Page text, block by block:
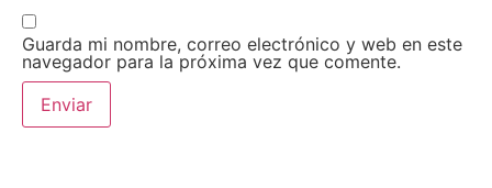
Guarda mi nombre, correo electrónico y web en este
navegador para la próxima vez que comente.